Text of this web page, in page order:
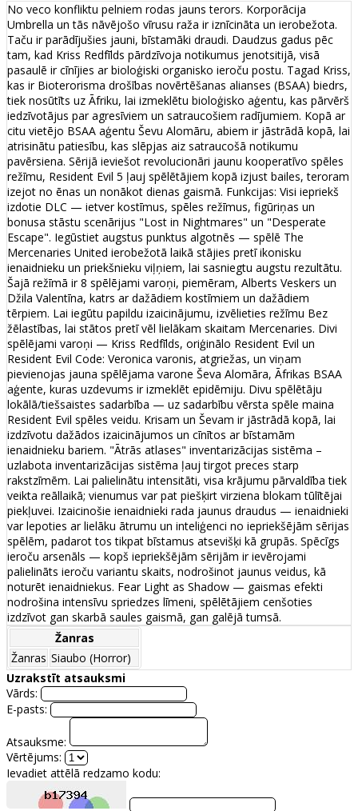
No veco konfliktu pelniem rodas jauns terors. Korporācija
Umbrella un tās nāvējošo vīrusu raža ir iznīcināta un ierobežota.
Taču ir parādījušies jauni, bīstamāki draudi. Daudzus gadus pēc
tam, kad Kriss Redfīlds pārdzīvoja notikumus jenotsitijā, visā
pasaulē ir cīnījies ar bioloģiski organisko ieroču postu. Tagad Kriss,
kas ir Bioterorisma drošības novērtēšanas alianses (BSAA) biedrs,
tiek nosūtīts uz Āfriku, lai izmeklētu bioloģisko aģentu, kas pārvērš
iedzīvotājus par agresīviem un satraucošiem radījumiem. Kopā ar
citu vietējo BSAA aģentu Ševu Alomāru, abiem ir jāstrādā kopā, lai
atrisinātu patiesību, kas slēpjas aiz satraucošā notikumu
pavērsiena. Sērijā ieviešot revolucionāri jaunu kooperatīvo spēles
režīmu, Resident Evil 5 ļauj spēlētājiem kopā izjust bailes, teroram
izejot no ēnas un nonākot dienas gaismā. Funkcijas: Visi iepriekš
izdotie DLC — ietver kostīmus, spēles režīmus, figūriņas un
bonusa stāstu scenārijus "Lost in Nightmares" un "Desperate
Escape". Iegūstiet augstus punktus algotnēs — spēlē The
Mercenaries United ierobežotā laikā stājies pretī ikonisku
ienaidnieku un priekšnieku viļņiem, lai sasniegtu augstu rezultātu.
Šajā režīmā ir 8 spēlējami varoņi, piemēram, Alberts Veskers un
Džila Valentīna, katrs ar dažādiem kostīmiem un dažādiem
tērpiem. Lai iegūtu papildu izaicinājumu, izvēlieties režīmu Bez
žēlastības, lai stātos pretī vēl lielākam skaitam Mercenaries. Divi
spēlējami varoņi — Kriss Redfīlds, oriģinālo Resident Evil un
Resident Evil Code: Veronica varonis, atgriežas, un viņam
pievienojas jauna spēlējama varone Ševa Alomāra, Āfrikas BSAA
aģente, kuras uzdevums ir izmeklēt epidēmiju. Divu spēlētāju
lokālā/tiešsaistes sadarbība — uz sadarbību vērsta spēle maina
Resident Evil spēles veidu. Krisam un Ševam ir jāstrādā kopā, lai
izdzīvotu dažādos izaicinājumos un cīnītos ar bīstamām
ienaidnieku bariem. "Ātrās atlases" inventarizācijas sistēma –
uzlabota inventarizācijas sistēma ļauj tirgot preces starp
rakstzīmēm. Lai palielinātu intensitāti, visa krājumu pārvaldība tiek
veikta reāllaikā; vienumus var pat piešķirt virziena blokam tūlītējai
piekļuvei. Izaicinošie ienaidnieki rada jaunus draudus — ienaidnieki
var lepoties ar lielāku ātrumu un inteliģenci no iepriekšējām sērijas
spēlēm, padarot tos tikpat bīstamus atsevišķi kā grupās. Spēcīgs
ieroču arsenāls — kopš iepriekšējām sērijām ir ievērojami
palielināts ieroču variantu skaits, nodrošinot jaunus veidus, kā
noturēt ienaidniekus. Fear Light as Shadow — gaismas efekti
nodrošina intensīvu spriedzes līmeni, spēlētājiem cenšoties
izdzīvot gan skarbā saules gaismā, gan galējā tumsā.
Žanras
Žanras Siaubo (Horror)
Uzrakstīt atsauksmi
Vārds:
E-pasts:
Atsauksme:
Vērtējums:
Ievadiet attēlā redzamo kodu: